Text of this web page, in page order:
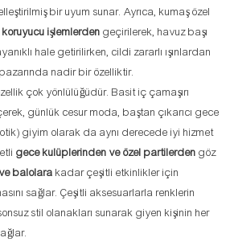
bir uyum sunar. Ayrıca, kumaş özel
koruyucu işlemlerden geçirilerek, havuz başı
hale getirilirken, cildi zararlı ışınlardan
nadir bir özelliktir.
çok yönlülüğüdür. Basit iç çamaşırı
günlük cesur moda, baştan çıkarıcı gece
giyim olarak da aynı derecede iyi hizmet
gece kulüplerinden ve özel partilerden göz
balolara kadar çeşitli etkinlikler için
sağlar. Çeşitli aksesuarlarla renklerin
stil olanakları sunarak giyen kişinin her